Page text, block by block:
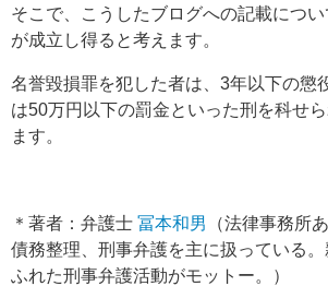
そこで、こうしたブログへの記載につ
が成立し得ると考えます。
名誉毀損罪を犯した者は、3年以下の懲
は50万円以下の罰金といった刑を科せ
ます。
＊著者：弁護士 冨本和男
（法律事務所
債務整理、刑事弁護を主に扱っている
ふれた刑事弁護活動がモットー。）